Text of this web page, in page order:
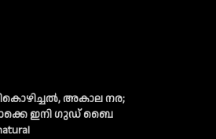
അകാല നര;
ഇനി ഗുഡ് ബൈ